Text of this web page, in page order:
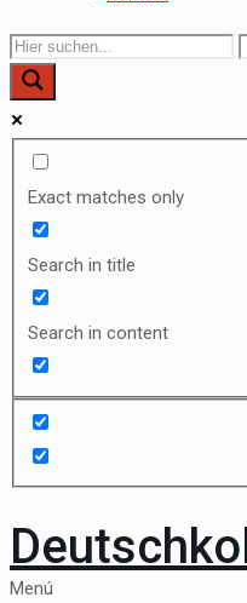
Exact matches only
Search in title
Search in content
Menú